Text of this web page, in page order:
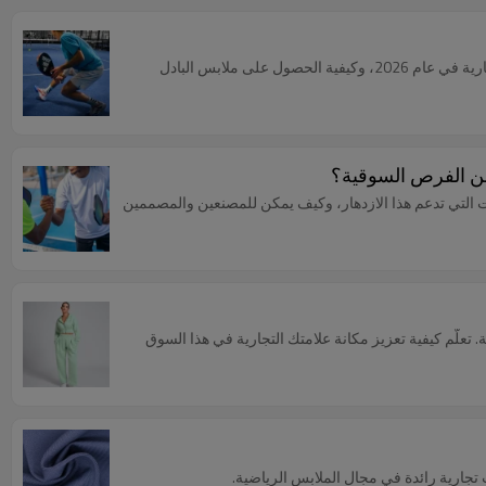
تتفوق رياضة البادل على رياضة البيكلبول من حيث هوامش الربح. اكتشف لماذا يُعد هذا القطاع المتخصص ذو الأسعار المرتفعة محرك النمو لعلامات الأزياء التجارية في عام 2026، وكيفية الحصول على ملابس البادل
من الفرص السوقية؟
التي تدعم هذا الازدهار، وكيف يمكن للمصنعين والمصممين
تعلّم كيفية تعزيز مكانة علامتك التجارية في هذا السوق
تجارية رائدة في مجال الملابس الرياضية.